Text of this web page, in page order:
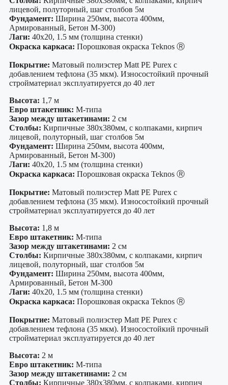
лицевой, полуторный, шаг столбов 5м
Фундамент: Ширина 250мм, высота 400мм,
Армированный, Бетон М-300)
Лаги: 40х20, 1.5 мм (толщина стенки)
Окраска каркаса: Порошковая окраска Teknos Ⓡ
Покрытие: Матовый полиэстер Matt PE Purex с
добавлением тефлона (35 мкм). Износостойкий прочный
стройматериал эксплуатируется до 40 лет
Высота: 1,7 м
Евро штакетник: М-типа
Зазор между штакетинами: 2 см
Столбы: Кирпичные 380х380мм, с колпаками, кирпич
лицевой, полуторный, шаг столбов 5м
Фундамент: Ширина 250мм, высота 400мм,
Армированный, Бетон М-300)
Лаги: 40х20, 1.5 мм (толщина стенки)
Окраска каркаса: Порошковая окраска Teknos Ⓡ
Покрытие: Матовый полиэстер Matt PE Purex с
добавлением тефлона (35 мкм). Износостойкий прочный
стройматериал эксплуатируется до 40 лет
Высота: 1,8 м
Евро штакетник: М-типа
Зазор между штакетинами: 2 см
Столбы: Кирпичные 380х380мм, с колпаками, кирпич
лицевой, полуторный, шаг столбов 5м
Фундамент: Ширина 250мм, высота 400мм,
Армированный, Бетон М-300
Лаги: 40х20, 1.5 мм (толщина стенки)
Окраска каркаса: Порошковая окраска Teknos Ⓡ
Покрытие: Матовый полиэстер Matt PE Purex с
добавлением тефлона (35 мкм). Износостойкий прочный
стройматериал эксплуатируется до 40 лет
Высота: 2 м
Евро штакетник: М-типа
Зазор между штакетинами: 2 см
Столбы: Кирпичные 380х380мм, с колпаками, кирпич